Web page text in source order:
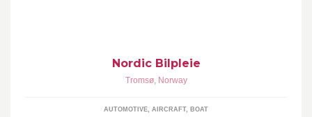
Nordic Bilpleie
Tromsø, Norway
AUTOMOTIVE, AIRCRAFT, BOAT